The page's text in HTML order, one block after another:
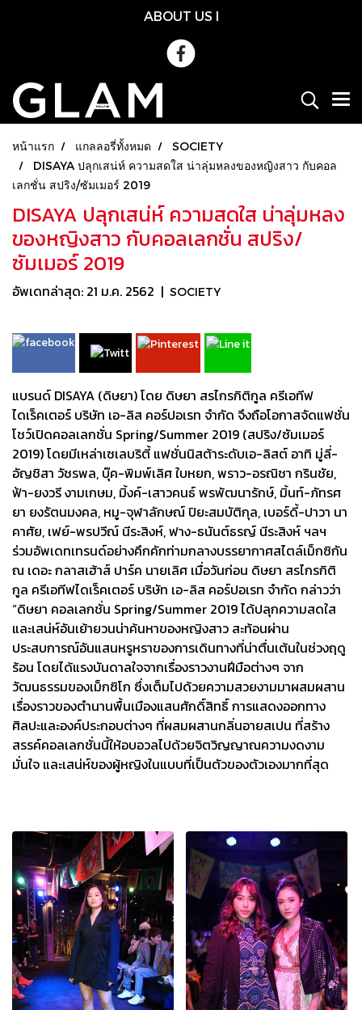
ABOUT US l
หน้าแรก แกลลอรี่ทั้งหมด
SOCIETY
DISAYA ปลุกเสน่ห์ ความสดใส น่าลุ่มหลงของหญิงสาว กับคอล
เลกชั่น สปริง/ซัมเมอร์ 2019
DISAYA ปลุกเสน่ห์ ความสดใส น่าลุ่มหลง
ของหญิงสาว กับคอลเลกชั่น สปริง/
ซัมเมอร์ 2019
อัพเดทล่าสุด: 21 ม.ค. 2562 | SOCIETY
แบรนด์ DISAYA (ดิษยา) โดย ดิษยา สรไกรกิติกูล ครีเอทีฟ
ไดเร็คเตอร์ บริษัท เอ-ลิส คอร์ปอเรท จำกัด จึงถือโอกาสจัดแฟชั่น
โชว์เปิดคอลเลกชั่น Spring/Summer 2019 (สปริง/ซัมเมอร์
2019) โดยมีเหล่าเซเลบริตี้ แฟชั่นนิสต้าระดับเอ-ลิสต์ อาทิ มู่ลี่-
อัญชิสา วัชรพล, บุ๊ค-พิมพ์เลิศ ใบหยก, พราว-อรณิชา กรินชัย,
ฟ้า-ยงวรี งามเกษม, มิ้งค์-เสาวคนธ์ พรพัฒนารักษ์, มิ้นท์-ภัทรศ
ยา ยงรัตนมงคล, หมู-จุฬาลักษณ์ ปิยะสมบัติกุล, เบอร์ดี้-ปาวา นา
คาศัย, เฟย์-พรปวีณ์ นีระสิงห์, ฟาง-ธนันต์ธรญ์ นีระสิงห์ ฯลฯ
ร่วมอัพเดทเทรนด์อย่างคึกคักท่ามกลางบรรยากาศสไตล์เม็กซิกัน
ณ เดอะ กลาสเฮ้าส์ ปาร์ค นายเลิศ เมื่อวันก่อน ดิษยา สรไกรกิติ
กูล ครีเอทีฟไดเร็คเตอร์ บริษัท เอ-ลิส คอร์ปอเรท จำกัด กล่าวว่า
“ดิษยา คอลเลกชั่น Spring/Summer 2019 ได้ปลุกความสดใส
และเสน่ห์อันเย้ายวนน่าค้นหาของหญิงสาว สะท้อนผ่าน
ประสบการณ์อันแสนหรูหราของการเดินทางที่น่าตื่นเต้นในช่วงฤดู
ร้อน โดยได้แรงบันดาลใจจากเรื่องราวงานฝีมือต่างๆ จาก
วัฒนธรรมของเม็กซิโก ซึ่งเต็มไปด้วยความสวยงามมาผสมผสาน
เรื่องราวของตำนานพื้นเมืองแสนศักดิ์สิทธิ์ การแสดงออกทาง
ศิลปะและองค์ประกอบต่างๆ ที่ผสมผสานกลิ่นอายสเปน ที่สร้าง
สรรค์คอลเลกชั่นนี้ให้อบอวลไปด้วยจิตวิญญาณความงดงาม
มั่นใจ และเสน่ห์ของผู้หญิงในแบบที่เป็นตัวของตัวเองมากที่สุด